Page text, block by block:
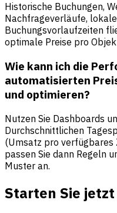
Historische Buchungen,
Nachfrageverläufe,
Buchungsvorlaufzeiten
optimale Preise pro
Wie kann ich die
automatisierten
und optimieren?
Nutzen Sie Dashboards
Durchschnittlichen
(Umsatz pro verfügbares
passen Sie dann Regeln
Muster an.
Starten Sie